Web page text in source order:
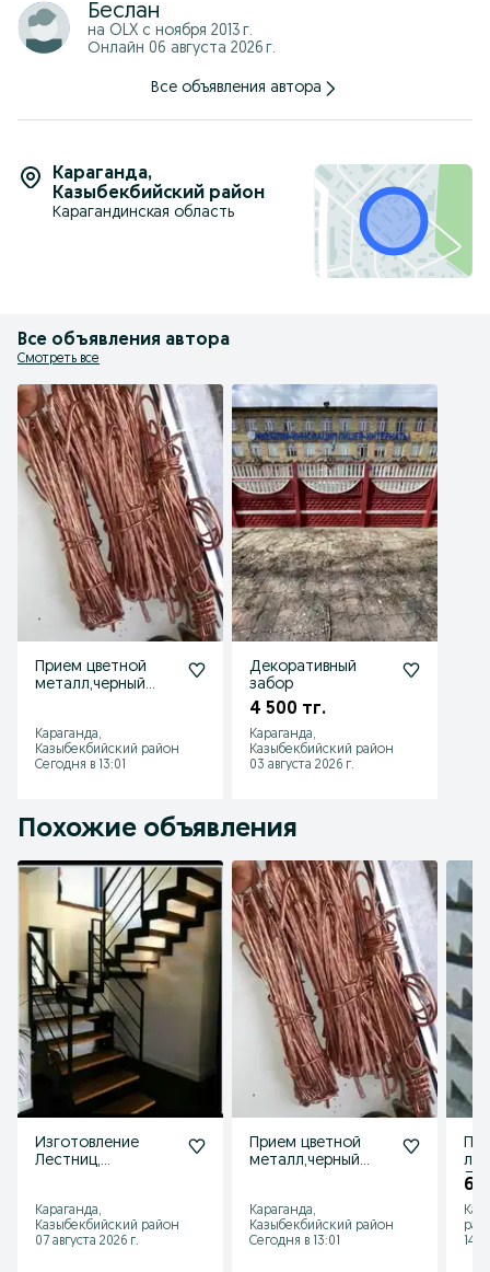
Беслан
на OLX с ноября 2013 г.
Онлайн 06 августа 2026 г.
Все объявления автора
Караганда,
Казыбекбийский район
Карагандинская область
Все объявления автора
Смотреть все
Прием цветной
металл,черный
Караганда,
Казыбекбийский район
Сегодня в 13:01
Декоративный
забор
4 500 тг.
Караганда,
Казыбекбийский район
03 августа 2026 г.
Похожие объявления
Изготовление
Лестниц,
Караганда,
Казыбекбийский район
07 августа 2026 г.
Прием цветной
металл,черный
Караганда,
Казыбекбийский район
Сегодня в 13:01
ЛМ
65
14